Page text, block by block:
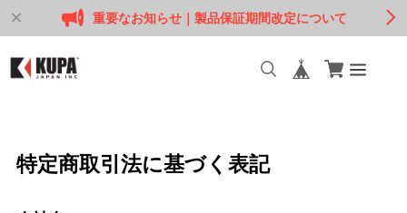
重要なお知らせ｜製品保証期間改定について
特定商取引法に基づく表記